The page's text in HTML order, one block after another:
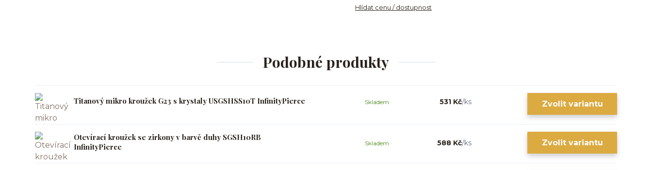
Hlídat cenu / dostupnost
Podobné produkty
Titanový mikro kroužek G23 s krystaly USGSHSS10T InfinityPierce 531 Kč/ks
Skladem Zvolit variantu
Otevírací kroužek se zirkony v barvě duhy SGSH10RB
InfinityPierce
588 Kč/ks
Skladem Zvolit variantu